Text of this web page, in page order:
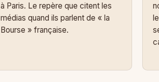
à Paris. Le repère que citent les
médias quand ils parlent de « la
Bourse » française.